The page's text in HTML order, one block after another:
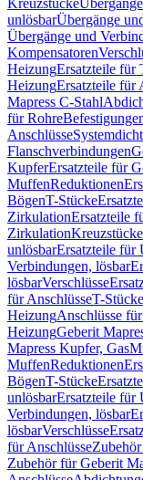
Kreuzstücke
unlösbarÜbergänge
Übergänge und
Kompensatoren
HeizungErsatzteile für
HeizungErsatzteile für
Mapress C-Stahl
für Rohre
Anschlüsse
Flanschverbindungen
KupferErsatzteile für
MuffenReduktionen
BögenT-Stücke
ZirkulationErsatzteile
ZirkulationKreuzstücke
unlösbarErsatzteile für
Verbindungen, lösbar
lösbarVerschlüsse
für AnschlüsseT-
HeizungAnschlüsse
HeizungGeberit
Mapress Kupfer, Gas
MuffenReduktionen
BögenT-Stücke
unlösbarErsatzteile für
Verbindungen, lösbar
lösbarVerschlüsse
für Anschlüsse
Zubehör für Geberit